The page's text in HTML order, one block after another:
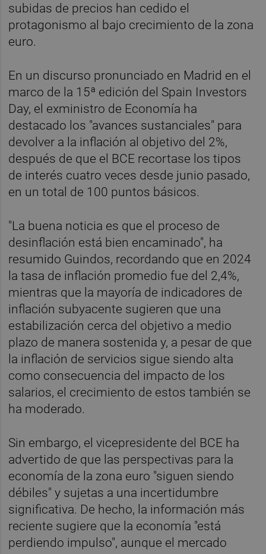
subidas de precios han cedido el
protagonismo al bajo crecimiento de la zona
euro.
En un discurso pronunciado en Madrid en el
marco de la 15ª edición del Spain Investors
Day, el exministro de Economía ha
destacado los "avances sustanciales" para
devolver a la inflación al objetivo del 2%,
después de que el BCE recortase los tipos
de interés cuatro veces desde junio pasado,
en un total de 100 puntos básicos.
"La buena noticia es que el proceso de
desinflación está bien encaminado", ha
resumido Guindos, recordando que en 2024
la tasa de inflación promedio fue del 2,4%,
mientras que la mayoría de indicadores de
inflación subyacente sugieren que una
estabilización cerca del objetivo a medio
plazo de manera sostenida y, a pesar de que
la inflación de servicios sigue siendo alta
como consecuencia del impacto de los
salarios, el crecimiento de estos también se
ha moderado.
Sin embargo, el vicepresidente del BCE ha
advertido de que las perspectivas para la
economía de la zona euro "siguen siendo
débiles" y sujetas a una incertidumbre
significativa. De hecho, la información más
reciente sugiere que la economía "está
perdiendo impulso", aunque el mercado